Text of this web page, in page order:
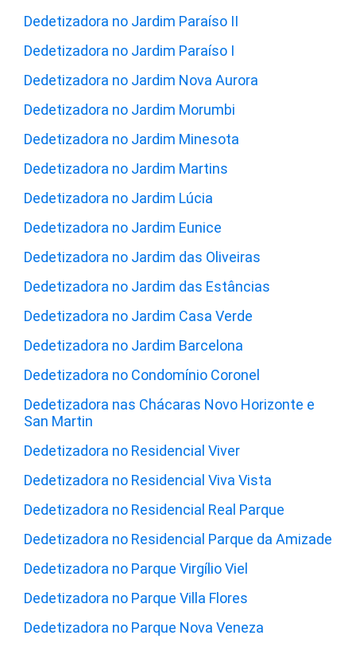
Dedetizadora no Jardim Paraíso II
Dedetizadora no Jardim Paraíso I
Dedetizadora no Jardim Nova Aurora
Dedetizadora no Jardim Morumbi
Dedetizadora no Jardim Minesota
Dedetizadora no Jardim Martins
Dedetizadora no Jardim Lúcia
Dedetizadora no Jardim Eunice
Dedetizadora no Jardim das Oliveiras
Dedetizadora no Jardim das Estâncias
Dedetizadora no Jardim Casa Verde
Dedetizadora no Jardim Barcelona
Dedetizadora no Condomínio Coronel
Dedetizadora nas Chácaras Novo Horizonte e
San Martin
Dedetizadora no Residencial Viver
Dedetizadora no Residencial Viva Vista
Dedetizadora no Residencial Real Parque
Dedetizadora no Residencial Parque da Amizade
Dedetizadora no Parque Virgílio Viel
Dedetizadora no Parque Villa Flores
Dedetizadora no Parque Nova Veneza